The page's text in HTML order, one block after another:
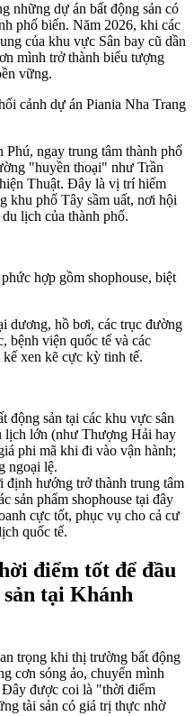
những dự án bất động sản có
phố biển. Năm 2026, khi các
của khu vực Sân bay cũ dần
mình trở thành biểu tượng
vững.
cảnh dự án Piania Nha Trang
Phú, ngay trung tâm thành phố
"huyền thoại" như Trần
Thuật. Đây là vị trí hiếm
khu phố Tây sầm uất, nơi hội
lịch của thành phố.
hợp gồm shophouse, biệt
dương, hồ bơi, các trục đường
bệnh viện quốc tế và các
xen kẽ cực kỳ tinh tế.
động sản tại các khu vực sân
lịch lớn (như Thượng Hải hay
phi mã khi đi vào vận hành;
ngoại lệ.
định hướng trở thành trung tâm
sản phẩm shophouse tại đây
cực tốt, phục vụ cho cả cư
quốc tế.
điểm tốt để đầu
tại Khánh
trọng khi thị trường bất động
cơn sóng ảo, chuyển mình
Đây được coi là "thời điểm
tài sản có giá trị thực nhờ